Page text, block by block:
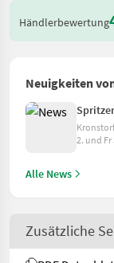
Händlerbewertung
Neuigkeiten
2. und Fr
Alle News
Zusätzliche